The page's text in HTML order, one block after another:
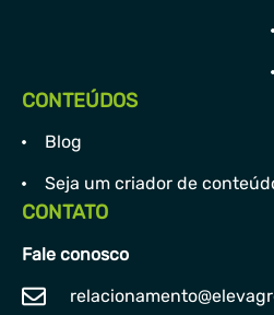
CONTEÚDOS
Blog
Seja um criador de
CONTATO
Fale conosco